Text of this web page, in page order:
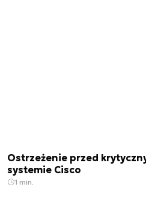
Ostrzeżenie przed
systemie Cisco
1 min.